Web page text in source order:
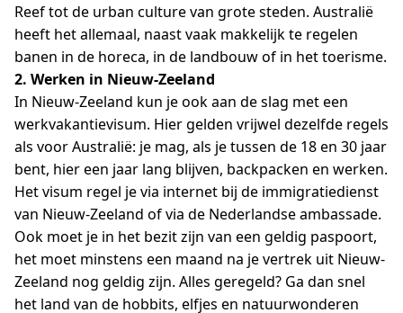
Reef tot de urban culture van grote steden. Australië
heeft het allemaal, naast vaak makkelijk te regelen
banen in de horeca, in de landbouw of in het toerisme.
2. Werken in Nieuw-Zeeland
In Nieuw-Zeeland kun je ook aan de slag met een
werkvakantievisum. Hier gelden vrijwel dezelfde regels
als voor Australië: je mag, als je tussen de 18 en 30 jaar
bent, hier een jaar lang blijven, backpacken en werken.
Het visum regel je via internet bij de immigratiedienst
van Nieuw-Zeeland of via de Nederlandse ambassade.
Ook moet je in het bezit zijn van een geldig paspoort,
het moet minstens een maand na je vertrek uit Nieuw-
Zeeland nog geldig zijn. Alles geregeld? Ga dan snel
het land van de hobbits, elfjes en natuurwonderen